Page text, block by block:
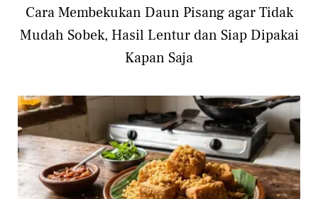
Cara Membekukan Daun Pisang agar Tidak
Mudah Sobek, Hasil Lentur dan Siap Dipakai
Kapan Saja